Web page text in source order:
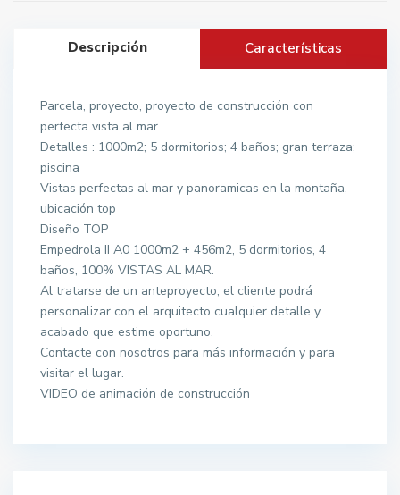
Descripción Características
Parcela, proyecto, proyecto de construcción con
perfecta vista al mar
Detalles : 1000m2; 5 dormitorios; 4 baños; gran terraza;
piscina
Vistas perfectas al mar y panoramicas en la montaña,
ubicación top
Diseño TOP
Empedrola II A0 1000m2 + 456m2, 5 dormitorios, 4
baños, 100% VISTAS AL MAR.
Al tratarse de un anteproyecto, el cliente podrá
personalizar con el arquitecto cualquier detalle y
acabado que estime oportuno.
Contacte con nosotros para más información y para
visitar el lugar.
VIDEO de animación de construcción